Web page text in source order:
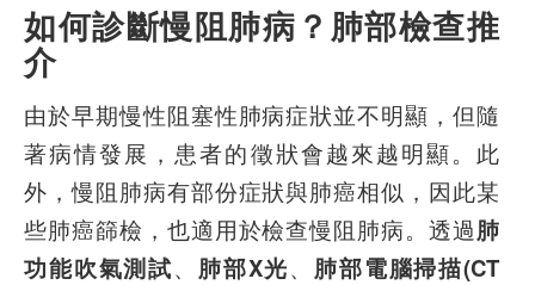
如何診斷慢阻肺病？肺部檢查推
介
由於早期慢性阻塞性肺病症狀並不明顯，但隨
著病情發展，患者的徵狀會越來越明顯。此
外，慢阻肺病有部份症狀與肺癌相似，因此某
些肺癌篩檢，也適用於檢查慢阻肺病。透過肺
功能吹氣測試、 肺部X光、 肺部電腦掃描(CT